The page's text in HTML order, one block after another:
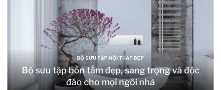
BỘ SƯU TẬP NỘI THẤT ĐẸP
Bộ sưu tập bồn tắm đẹp, sang trọng và độc
đáo cho mọi ngôi nhà